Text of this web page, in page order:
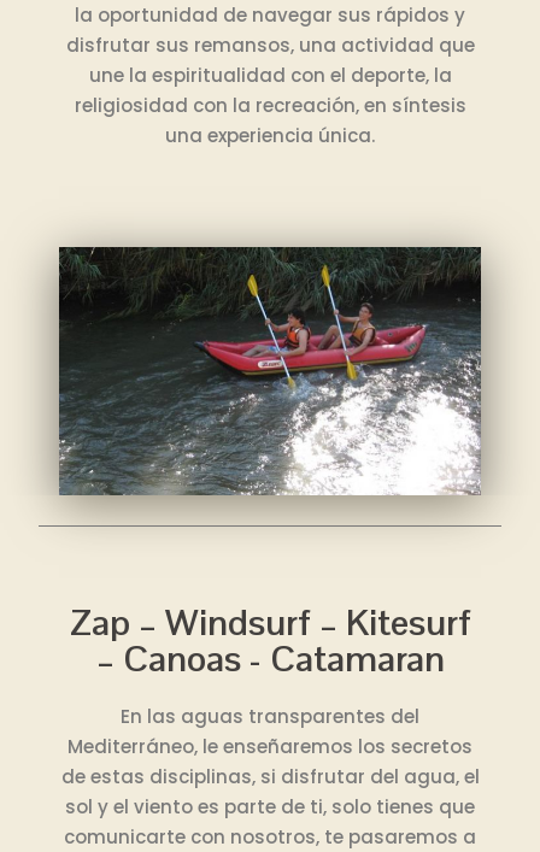
la oportunidad de navegar sus rápidos y
disfrutar sus remansos, una actividad que
une la espiritualidad con el deporte, la
religiosidad con la recreación, en síntesis
una experiencia única.
Zap – Windsurf – Kitesurf
– Canoas - Catamaran
En las aguas transparentes del
Mediterráneo, le enseñaremos los secretos
de estas disciplinas, si disfrutar del agua, el
sol y el viento es parte de ti, solo tienes que
comunicarte con nosotros, te pasaremos a